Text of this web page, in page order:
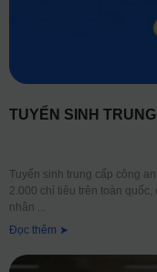
TUYỂN SINH
Tuyển sinh trung cấp công
2.000 chỉ tiêu trên toàn
nhân
Đọc thêm ➤